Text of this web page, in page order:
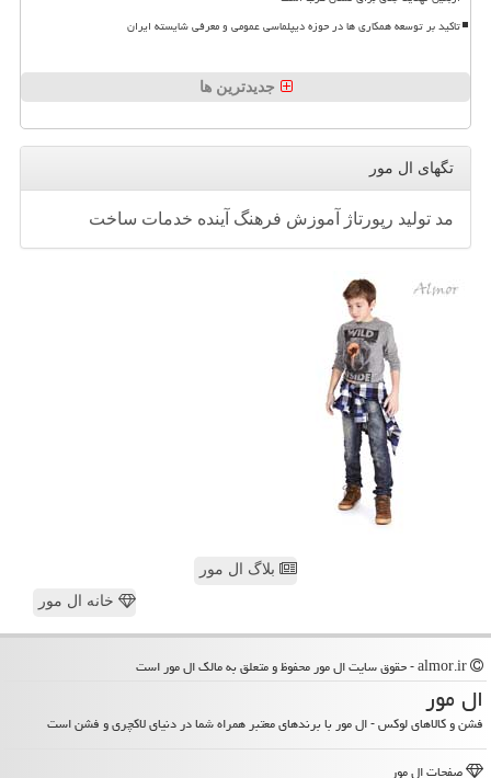
تاکید بر توسعه همکاری ها در حوزه دیپلماسی عمومی و معرفی شایسته ایران
جدیدترین ها
تگهای ال مور
مد تولید رپورتاژ آموزش فرهنگ آینده خدمات ساخت
بلاگ ال مور
خانه ال مور
ال مور
فشن و کالاهای لوکس - ال مور با برندهای معتبر همراه شما در دنیای لاکچری و فشن است
صفحات ال مور